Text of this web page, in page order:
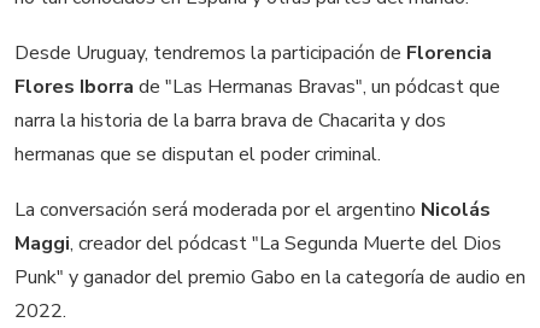
Desde Uruguay, tendremos la participación de Florencia
Flores Iborra de "Las Hermanas Bravas", un pódcast que
narra la historia de la barra brava de Chacarita y dos
hermanas que se disputan el poder criminal.
La conversación será moderada por el argentino Nicolás
Maggi, creador del pódcast "La Segunda Muerte del Dios
Punk" y ganador del premio Gabo en la categoría de audio en
2022.